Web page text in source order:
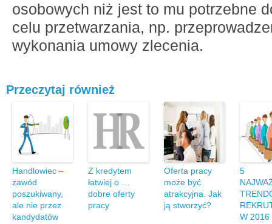
osobowych niż jest to mu potrzebne
celu przetwarzania, np.
wykonania umowy zlecenia.
Przeczytaj również
Handlowiec –
zawód
poszukiwany,
ale nie przez
kandydatów
Z kredytem
łatwiej o …
dobre oferty
pracy
Oferta pracy
może być
atrakcyjna. Jak
ją stworzyć?
5
W 2016